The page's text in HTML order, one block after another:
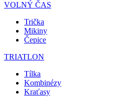
VOLNÝ ČAS
Trička
Mikiny
Čepice
TRIATLON
Tílka
Kombinézy
Kraťasy